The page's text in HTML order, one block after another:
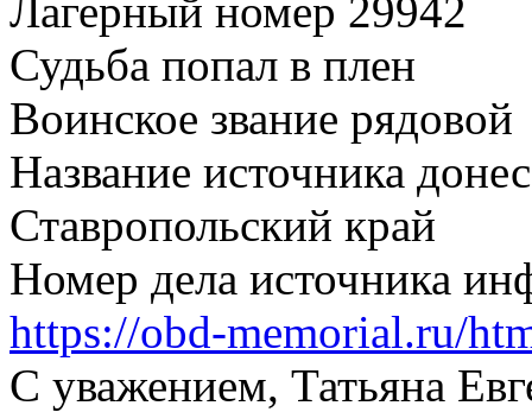
Лагерный номер 29942
Судьба попал в плен
Воинское звание рядовой
Название источника
Ставропольский край
Номер дела источника
https://obd-memorial.ru/
С уважением, Татьяна